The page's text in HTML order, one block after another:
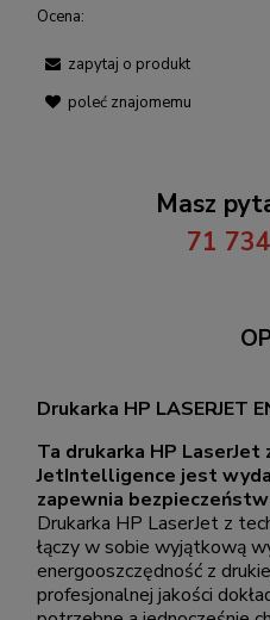
Ocena:
zapytaj o produkt
poleć znajomemu
Masz
71
Drukarka HP LASERJET
Ta drukarka HP LaserJet
JetIntelligence jest
zapewnia
Drukarka HP LaserJet z
łączy w sobie wyjątkową
energooszczędność z
profesjonalnej jakości